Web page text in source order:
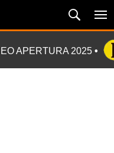
APERTURA 2025